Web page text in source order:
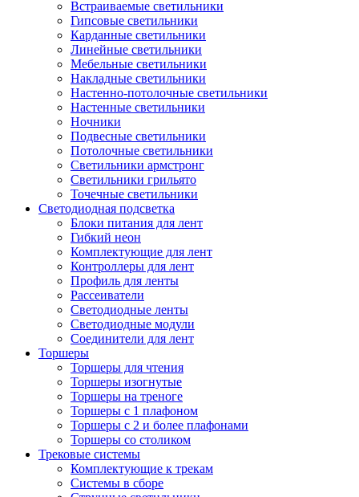
Встраиваемые светильники
Гипсовые светильники
Карданные светильники
Линейные светильники
Мебельные светильники
Накладные светильники
Настенно-потолочные светильники
Настенные светильники
Ночники
Подвесные светильники
Потолочные светильники
Светильники армстронг
Светильники грильято
Точечные светильники
Светодиодная подсветка
Блоки питания для лент
Гибкий неон
Комплектующие для лент
Контроллеры для лент
Профиль для ленты
Рассеиватели
Светодиодные ленты
Светодиодные модули
Соединители для лент
Торшеры
Торшеры для чтения
Торшеры изогнутые
Торшеры на треноге
Торшеры с 1 плафоном
Торшеры с 2 и более плафонами
Торшеры со столиком
Трековые системы
Комплектующие к трекам
Системы в сборе